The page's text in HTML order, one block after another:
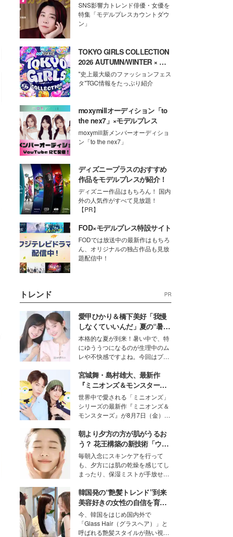
SNS影響力トレンド俳優・女優を
特集「モデルプレスカウントダウ
ン」
TOKYO GIRLS COLLECTION
2026 AUTUMN/WINTER × モ
デルプレス
"史上最大級のファッションフェス
タ"TGC情報をたっぷり紹介
moxymillオーディション「to
the nex7」×モデルプレス
moxymill新メンバーオーディショ
ン「to the nex7」
ディズニープラスのおすすめ
作品をモデルプレスが紹介！
ディズニー作品はもちろん！ 国内
外の人気作がすべて見放題！
【PR】
FOD×モデルプレス特設サイト
FODでは放送中の最新作はもちろ
ん、オリジナルの独占作品も見放
題配信中！
トレンド PR
愛甲ひかり＆橋下美好「我慢
しなくていいんだ」夏の“暑さ
対策”の新しい選択肢とは？
本格的な夏が到来！暑い中で、特
にゆううつになるのが生理中のム
レや不快感ですよね。今回はプラ
モデル・愛甲ひかりさんと橋下美
好さんを迎えて本音で女子会トー
ク。猛暑のお出かけを快適に過ご
すヒントや、2人が感動した夏の
生理の新常識にも迫りました。
宮城舞・島村雄大、最新作
『ミニオンズ＆モンスター
ズ』の魅力熱弁 ハチャメチャ
だけじゃない“友情と絆”に感
動
世界中で愛される「ミニオンズ」
シリーズの最新作『ミニオンズ＆
モンスターズ』が8月7日（金）に
ニオン好き”という共通点を持つモ
デルの宮城舞と島村雄大の特別対
談をお届け！それぞれの視点か
ら、今作ならではの魅力や予想外
の感動をもたらす奥深いストーリ
ーについて熱く語り合ってもらっ
た。
朝より夕方の方が肌がうるお
う？ 花王構築の新技術「ウォ
ーターキャプチャリングスキ
ン（捕水肌）」がスキンケア
の常識を変える予感
毎朝入念にスキンケアを行って
も、夕方には肌の乾燥を感じてし
まったり、保湿ミストが手放せな
な美容の常識を大きく変える可能
性を秘めた、革新的な「Water
Capturing Skin（ウォーターキャ
プチャリングスキン：捕水肌）」
技術を、花王が構築した。
韓国発の“艶髪トレンド”到来
美容好きの女性の自信を育む
「ヘアケア事情」って？
今、韓国をはじめ国内外で
「Glass Hair（グラスヘア）」と
呼ばれる艶髪スタイルが熱い視線